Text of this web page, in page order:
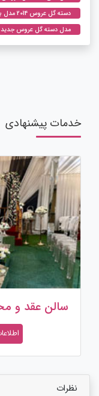
دسته گل عروس 2014 مدل بازویی
مدل دسته گل عروس جدید
خدمات پیشنهادی
سالن عقد و
نظرات